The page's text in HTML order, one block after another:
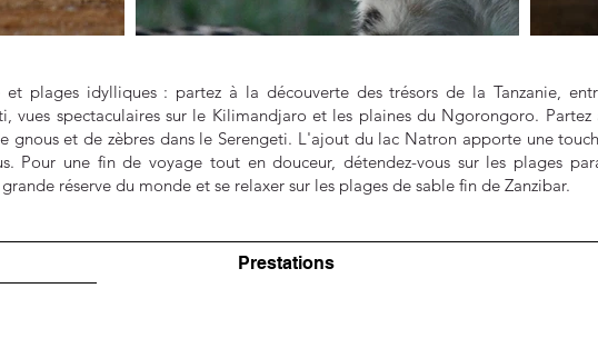
et plages idylliques : partez à la découverte des trésors de la Tanzanie,
vues spectaculaires sur le Kilimandjaro et les plaines du Ngorongoro.
gnous et de zèbres dans le Serengeti. L'ajout du lac Natron apporte une
Pour une fin de voyage tout en douceur, détendez-vous sur les plages
réserve du monde et se relaxer sur les plages de sable fin de Zanzibar.
Prestations